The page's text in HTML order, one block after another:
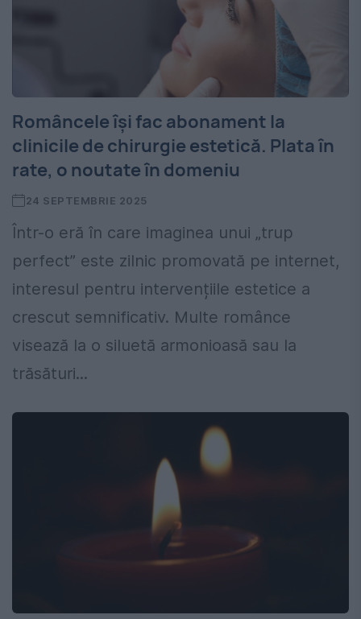
Româncele își fac abonament la
clinicile de chirurgie estetică. Plata în
rate, o noutate în domeniu
24 SEPTEMBRIE 2025
Într-o eră în care imaginea unui „trup
perfect” este zilnic promovată pe internet,
interesul pentru intervențiile estetice a
crescut semnificativ. Multe românce
visează la o siluetă armonioasă sau la
trăsături...